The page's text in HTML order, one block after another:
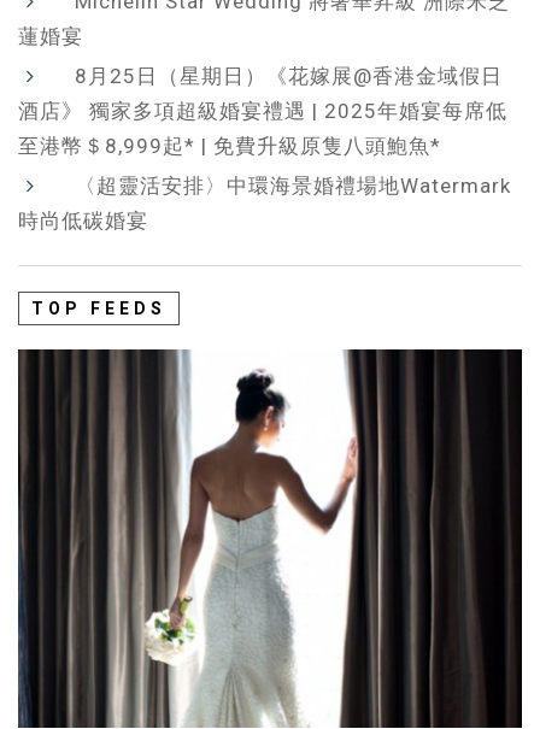
蓮婚宴
8月25日（星期日）《花嫁展@香港金域假日
酒店》 獨家多項超級婚宴禮遇 | 2025年婚宴每席低
至港幣＄8,999起* | 免費升級原隻八頭鮑魚*
〈超靈活安排〉中環海景婚禮場地Watermark
時尚低碳婚宴
TOP FEEDS